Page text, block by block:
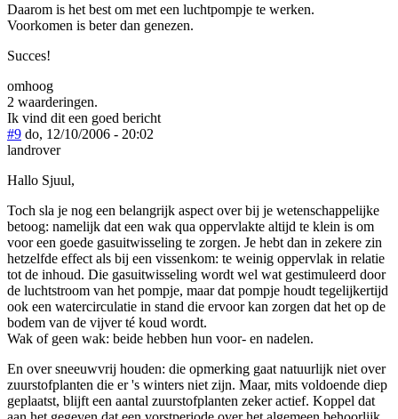
Daarom is het best om met een luchtpompje te werken.
Voorkomen is beter dan genezen.
Succes!
omhoog
2 waarderingen.
Ik vind dit een goed bericht
#9 do, 12/10/2006 - 20:02
landrover
Hallo Sjuul,
Toch sla je nog een belangrijk aspect over bij je wetenschappelijke
betoog: namelijk dat een wak qua oppervlakte altijd te klein is om
voor een goede gasuitwisseling te zorgen. Je hebt dan in zekere zin
hetzelfde effect als bij een vissenkom: te weinig oppervlak in relatie
tot de inhoud. Die gasuitwisseling wordt wel wat gestimuleerd door
de luchtstroom van het pompje, maar dat pompje houdt tegelijkertijd
ook een watercirculatie in stand die ervoor kan zorgen dat het op de
bodem van de vijver té koud wordt.
Wak of geen wak: beide hebben hun voor- en nadelen.
En over sneeuwvrij houden: die opmerking gaat natuurlijk niet over
zuurstofplanten die er 's winters niet zijn. Maar, mits voldoende diep
geplaatst, blijft een aantal zuurstofplanten zeker actief. Koppel dat